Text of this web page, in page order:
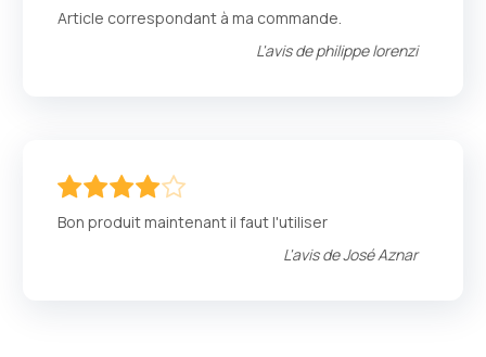
Article correspondant à ma commande.
L'avis dephilippe lorenzi
Bon produit maintenant il faut l'utiliser
L'avis deJosé Aznar